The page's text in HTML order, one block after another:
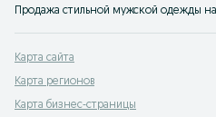
Карта сайта
Карта регионов
Карта бизнес-страницы